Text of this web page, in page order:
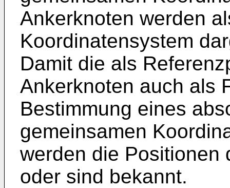
Ankerknoten werden
Koordinatensystem
Damit die als
Ankerknoten auch als
Bestimmung eines
gemeinsamen
werden die Positionen
oder sind bekannt.